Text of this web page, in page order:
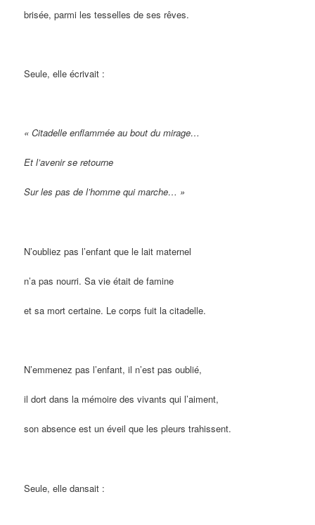
brisée, parmi les tesselles de ses rêves.
Seule, elle écrivait :
« Citadelle enflammée au bout du mirage…
Et l’avenir se retourne
Sur les pas de l’homme qui marche… »
N’oubliez pas l’enfant que le lait maternel
n’a pas nourri. Sa vie était de famine
et sa mort certaine. Le corps fuit la citadelle.
N’emmenez pas l’enfant, il n’est pas oublié,
il dort dans la mémoire des vivants qui l’aiment,
son absence est un éveil que les pleurs trahissent.
Seule, elle dansait :